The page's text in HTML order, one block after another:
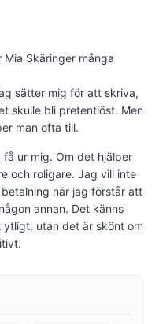
Skäringer många
sätter mig för att skriva,
skulle bli pretentiöst. Men
man ofta till.
få ur mig. Om det hjälper
och roligare. Jag vill inte
när jag förstår att
annan. Det känns
utan det är skönt om